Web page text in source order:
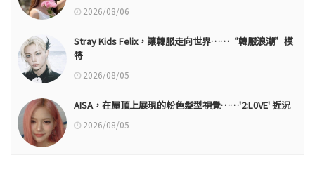
2026/08/06
Stray Kids Felix，讓韓服走向世界……“韓服浪潮”模
特
2026/08/05
AISA，在屋頂上展現的粉色髮型視覺……'2:L0VE' 近況
2026/08/05